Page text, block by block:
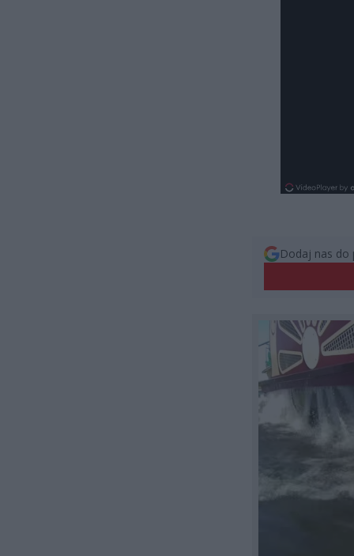
Dodaj nas do